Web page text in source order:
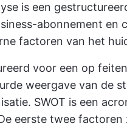
is een
abonnement en
factoren van het
voor een op
weergave van de
SWOT is een
eerste twee